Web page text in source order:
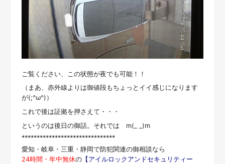
ご覧ください、この状態が夜でも可能！！
（まあ、赤外線よりは御値段もちょっとイイ感じになります
が(;^ω^)）
これで後は証拠を押さえて・・・
というのは後日の御話。それでは m(_ _)m
*******************************
愛知・岐阜・三重・静岡で防犯関連の御相談なら
24時間・年中無休の【アイルロックアンドセキュリティー